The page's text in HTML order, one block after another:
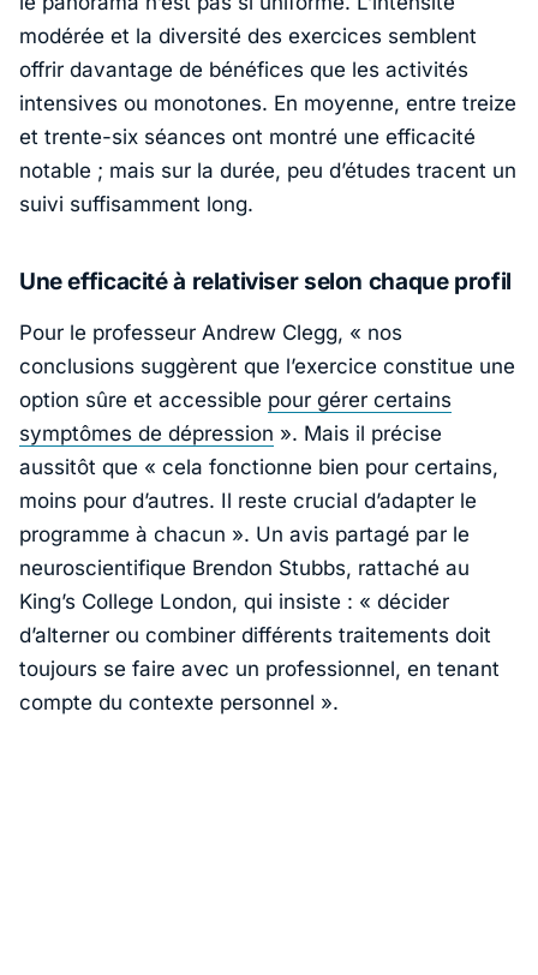
modérée et la diversité des exercices semblent
offrir davantage de bénéfices que les activités
intensives ou monotones. En moyenne, entre treize
et trente-six séances ont montré une efficacité
notable ; mais sur la durée, peu d’études tracent un
suivi suffisamment long.
Une efficacité à relativiser selon chaque profil
Pour le professeur Andrew Clegg, « nos
conclusions suggèrent que l’exercice constitue une
option sûre et accessible pour gérer certains
symptômes de dépression ». Mais il précise
aussitôt que « cela fonctionne bien pour certains,
moins pour d’autres. Il reste crucial d’adapter le
programme à chacun ». Un avis partagé par le
neuroscientifique Brendon Stubbs, rattaché au
King’s College London, qui insiste : « décider
d’alterner ou combiner différents traitements doit
toujours se faire avec un professionnel, en tenant
compte du contexte personnel ».